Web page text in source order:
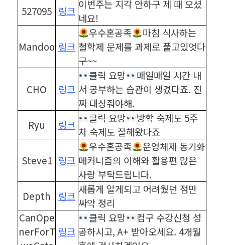
527095 링크
이번주는 지각 안하구 제 때 오셨
네요!
Mandoo 링크
우수혼공족
마침 식사하는
철학제 문제를 과제로 풀고있엇다
구~~
CHO 링크
클릭 요망
매일매일 시간 내
서 공부하는 습관이 생겼다죠. 진
짜 대상줘야해.
Ryu
링크
클릭 요망
방학 숙제도 5주
차 숙제도 잘해왔다죠
Steve1 링크
우수혼공족
운영체제 동기화
메커니즘의 이해와 활용편 많은
사랑 부탁드립니다.
Depth
링크
새롭게 알게되고 어려웠던 점만
싸악 정리
CanOpe
nerForT 링크
클릭 요망
컴구 수강신청 성
공하시고, A+ 받아오세요. 4개월